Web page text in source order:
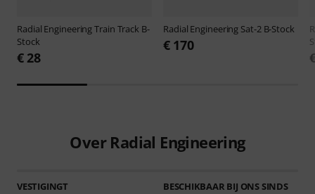
Radial EngineeringTrain Track B-
Stock
€ 28
Radial Engineering Sat-2 B-Stock
€ 170
Over Radial Engineering
VESTIGINGT BESCHIKBAAR BIJ ONS SINDS